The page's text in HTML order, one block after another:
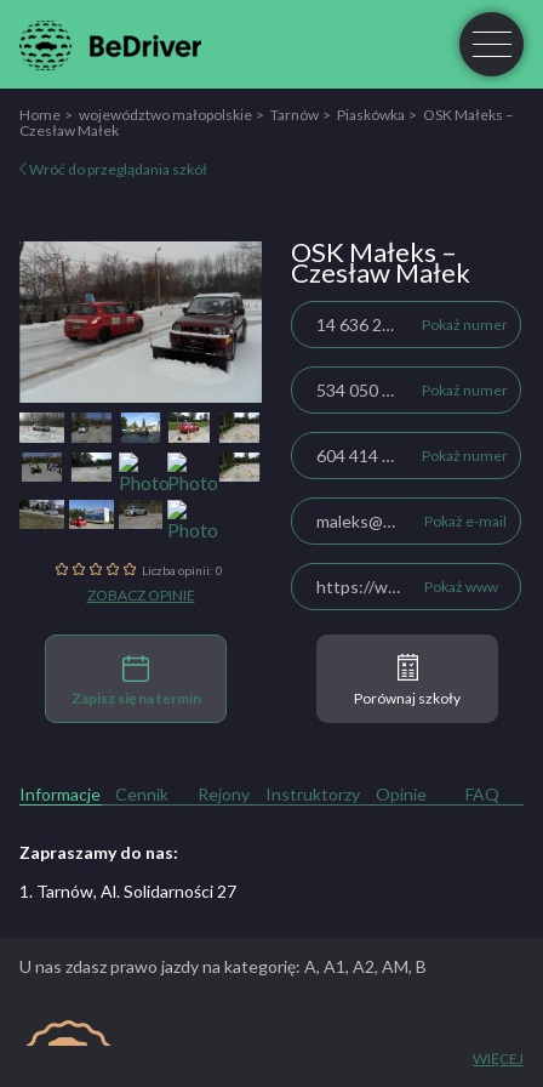
Home województwo małopolskie Tarnów Piaskówka
OSK Małeks –
Czesław Małek
Wróć do przeglądania szkół
Liczba opinii: 0
ZOBACZ OPINIE
OSK Małeks –
Czesław Małek
14 636 21 21 Pokaż numer
534 050 944 Pokaż numer
604 414 660 Pokaż numer
maleks@maleks.com.pl Pokaż e-mail
https://www.maleks.com.pl/ Pokaż www
Zapisz się na termin Porównaj szkoły
Informacje Cennik Rejony Instruktorzy Opinie FAQ
Zapraszamy do nas:
1. Tarnów, Al. Solidarności 27
U nas zdasz prawo jazdy na kategorię: A, A1, A2, AM, B
WIĘCEJ